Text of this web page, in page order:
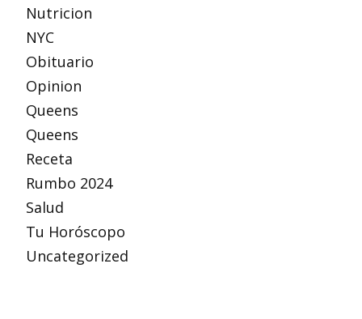
Nutricion
NYC
Obituario
Opinion
Queens
Queens
Receta
Rumbo 2024
Salud
Tu Horóscopo
Uncategorized